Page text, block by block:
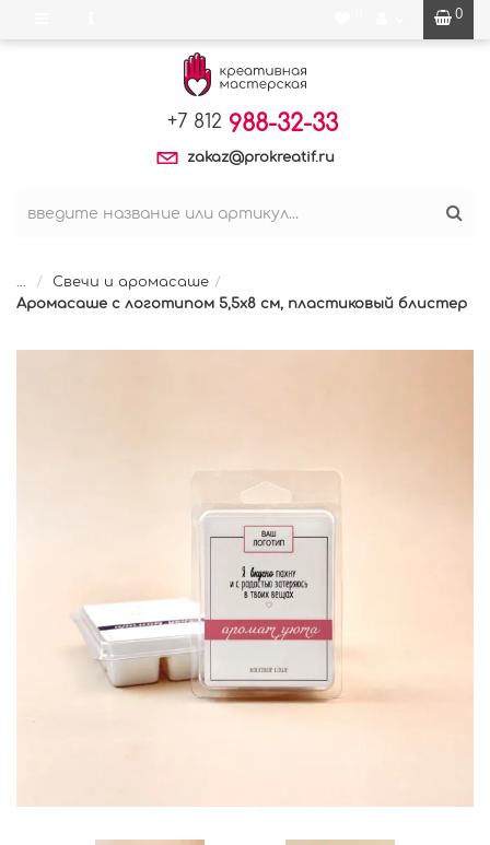
0
+7 812 988-32-33
zakaz@prokreatif.ru
...
Свечи и аромасаше
Аромасаше с логотипом 5,5х8 см, пластиковый блистер